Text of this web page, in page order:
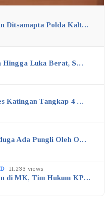
Ditsamapta Polda Kalt…
Hingga Luka Berat, S…
Katingan Tangkap 4 …
Ada Pungli Oleh O…
11.233 views
di MK, Tim Hukum KP…